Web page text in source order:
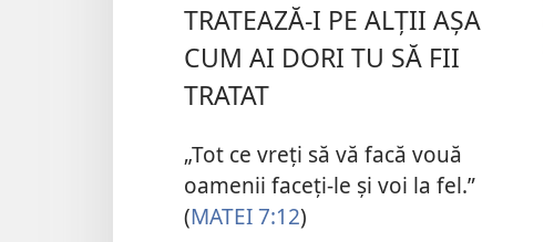
TRATEAZĂ-I PE ALȚII AȘA
CUM AI DORI TU SĂ FII
TRATAT
„Tot ce vreți să vă facă vouă
oamenii faceți-le și voi la fel.”
(MATEI 7:12)